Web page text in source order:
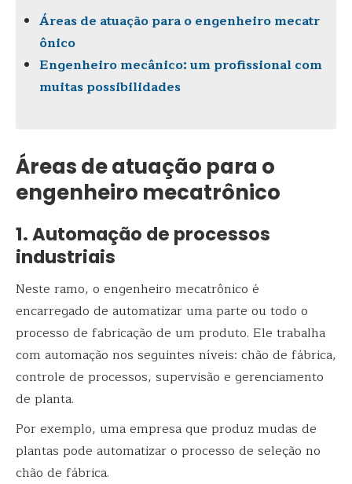
Áreas de atuação para o engenheiro mecatr
ônico
Engenheiro mecânico: um profissional com
muitas possibilidades
Áreas de atuação para o
engenheiro mecatrônico
1. Automação de processos
industriais
Neste ramo, o engenheiro mecatrônico é
encarregado de automatizar uma parte ou todo o
processo de fabricação de um produto. Ele trabalha
com automação nos seguintes níveis: chão de fábrica,
controle de processos, supervisão e gerenciamento
de planta.
Por exemplo, uma empresa que produz mudas de
plantas pode automatizar o processo de seleção no
chão de fábrica.